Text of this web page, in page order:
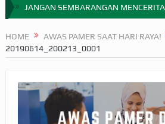
JANGAN SEMBARANGAN
MIMPI YANG DIABAIKAN MENJELANG
SEBELUM TIBA SAAT WAJIB?
HAKIKAT NIKMAT DI DUNIA!
HOME
AWAS PAMER SAAT HARI RAYA!
20190614_200213_0001